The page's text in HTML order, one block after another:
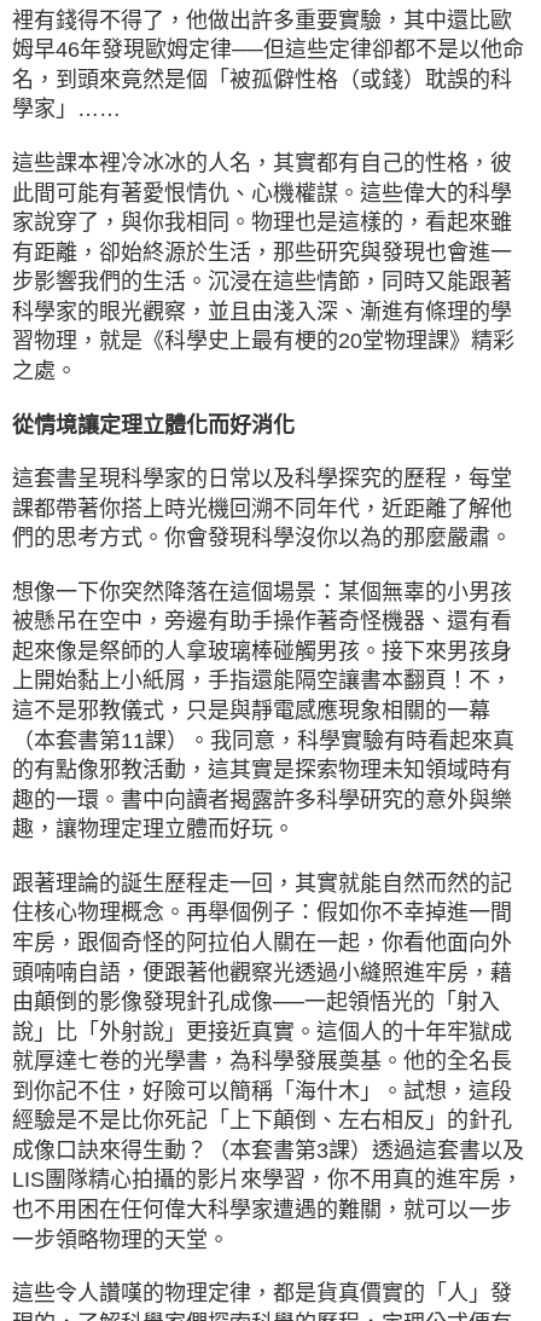
裡有錢得不得了，他做出許多重要實驗，其中還比歐
姆早46年發現歐姆定律──但這些定律卻都不是以他命
名，到頭來竟然是個「被孤僻性格（或錢）耽誤的科
學家」……
這些課本裡冷冰冰的人名，其實都有自己的性格，彼
此間可能有著愛恨情仇、心機權謀。這些偉大的科學
家說穿了，與你我相同。物理也是這樣的，看起來雖
有距離，卻始終源於生活，那些研究與發現也會進一
步影響我們的生活。沉浸在這些情節，同時又能跟著
科學家的眼光觀察，並且由淺入深、漸進有條理的學
習物理，就是《科學史上最有梗的20堂物理課》精彩
之處。
從情境讓定理立體化而好消化
這套書呈現科學家的日常以及科學探究的歷程，每堂
課都帶著你搭上時光機回溯不同年代，近距離了解他
們的思考方式。你會發現科學沒你以為的那麼嚴肅。
想像一下你突然降落在這個場景：某個無辜的小男孩
被懸吊在空中，旁邊有助手操作著奇怪機器、還有看
起來像是祭師的人拿玻璃棒碰觸男孩。接下來男孩身
上開始黏上小紙屑，手指還能隔空讓書本翻頁！不，
這不是邪教儀式，只是與靜電感應現象相關的一幕
（本套書第11課）。我同意，科學實驗有時看起來真
的有點像邪教活動，這其實是探索物理未知領域時有
趣的一環。書中向讀者揭露許多科學研究的意外與樂
趣，讓物理定理立體而好玩。
跟著理論的誕生歷程走一回，其實就能自然而然的記
住核心物理概念。再舉個例子：假如你不幸掉進一間
牢房，跟個奇怪的阿拉伯人關在一起，你看他面向外
頭喃喃自語，便跟著他觀察光透過小縫照進牢房，藉
由顛倒的影像發現針孔成像──一起領悟光的「射入
說」比「外射說」更接近真實。這個人的十年牢獄成
就厚達七卷的光學書，為科學發展奠基。他的全名長
到你記不住，好險可以簡稱「海什木」。試想，這段
經驗是不是比你死記「上下顛倒、左右相反」的針孔
成像口訣來得生動？（本套書第3課）透過這套書以及
LIS團隊精心拍攝的影片來學習，你不用真的進牢房，
也不用困在任何偉大科學家遭遇的難關，就可以一步
一步領略物理的天堂。
這些令人讚嘆的物理定律，都是貨真價實的「人」發